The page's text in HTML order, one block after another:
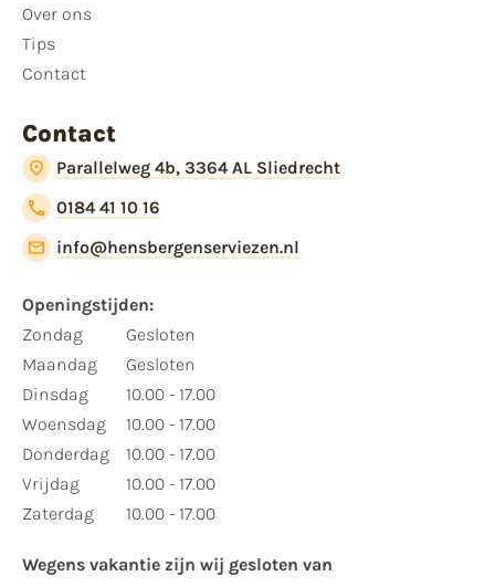
Over ons
Tips
Contact
Contact
Parallelweg 4b, 3364 AL Sliedrecht
0184 41 10 16
info@hensbergenserviezen.nl
Openingstijden:​
​Zondag
Maandag
Dinsdag
Woensdag
Donderdag
Vrijdag
Zaterdag
Gesloten
Gesloten
10.00 - 17.00
10.00 - 17.00
10.00 - 17.00
10.00 - 17.00
10.00 - 17.00
Wegens vakantie zijn wij gesloten van ​